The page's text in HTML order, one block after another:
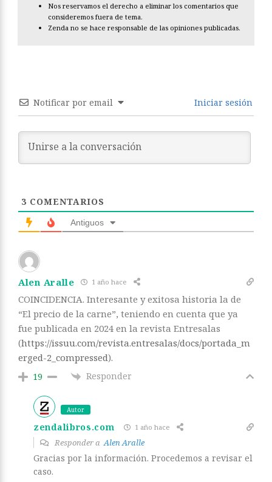
Nos reservamos el derecho a eliminar los comentarios que
consideremos fuera de tema.
Zenda no se hace responsable de las opiniones publicadas.
Notificar por email Iniciar sesión
3 COMENTARIOS
Antiguos
Alen Aralle 1 año hace
COINCIDENCIA. Interesante y exitosa historia la de
“El precio de la carne”, teniendo en cuenta que ya
fue publicada en 2024 en la revista Entresalas
(https://issuu.com/revista.entresalas/docs/portada_m
erged-2_compressed).
19 Responder
Autor
zendalibros.com 1 año hace
Responder aAlen Aralle
Gracias por la información. Procedemos a revisar el
caso.